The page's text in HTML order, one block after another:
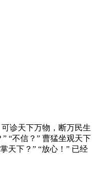
诊天下万物，断万民生
“不信？” 曹猛坐观天下
天下？” “放心！” 已经